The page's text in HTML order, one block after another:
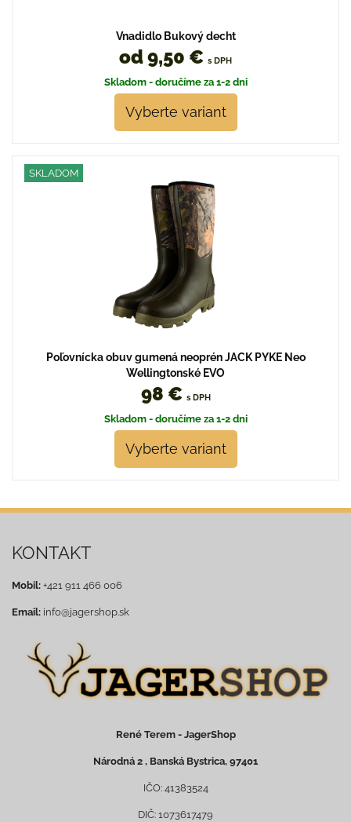
Vnadidlo Bukový decht
od 9,50 € s DPH
Skladom - doručíme za 1-2 dni
Vyberte variant
SKLADOM
Poľovnícka obuv gumená neoprén JACK PYKE Neo
Wellingtonské EVO
98 € s DPH
Skladom - doručíme za 1-2 dni
Vyberte variant
KONTAKT
Mobil: +421 911 466 006
Email: info@jagershop.sk
René Terem - JagerShop
Národná 2 , Banská Bystrica, 97401
IČO: 41383524
DIČ: 1073617479